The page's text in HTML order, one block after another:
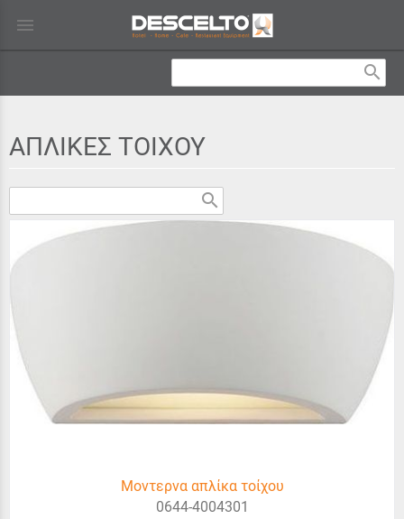
menu
search
ΑΠΛΙΚΕΣ ΤΟΙΧΟΥ
search
Μοντερνα απλίκα τοίχου
0644-4004301